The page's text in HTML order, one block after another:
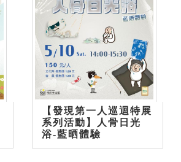
【發現第一人巡迴特展
系列活動】人骨日光
浴-藍晒體驗